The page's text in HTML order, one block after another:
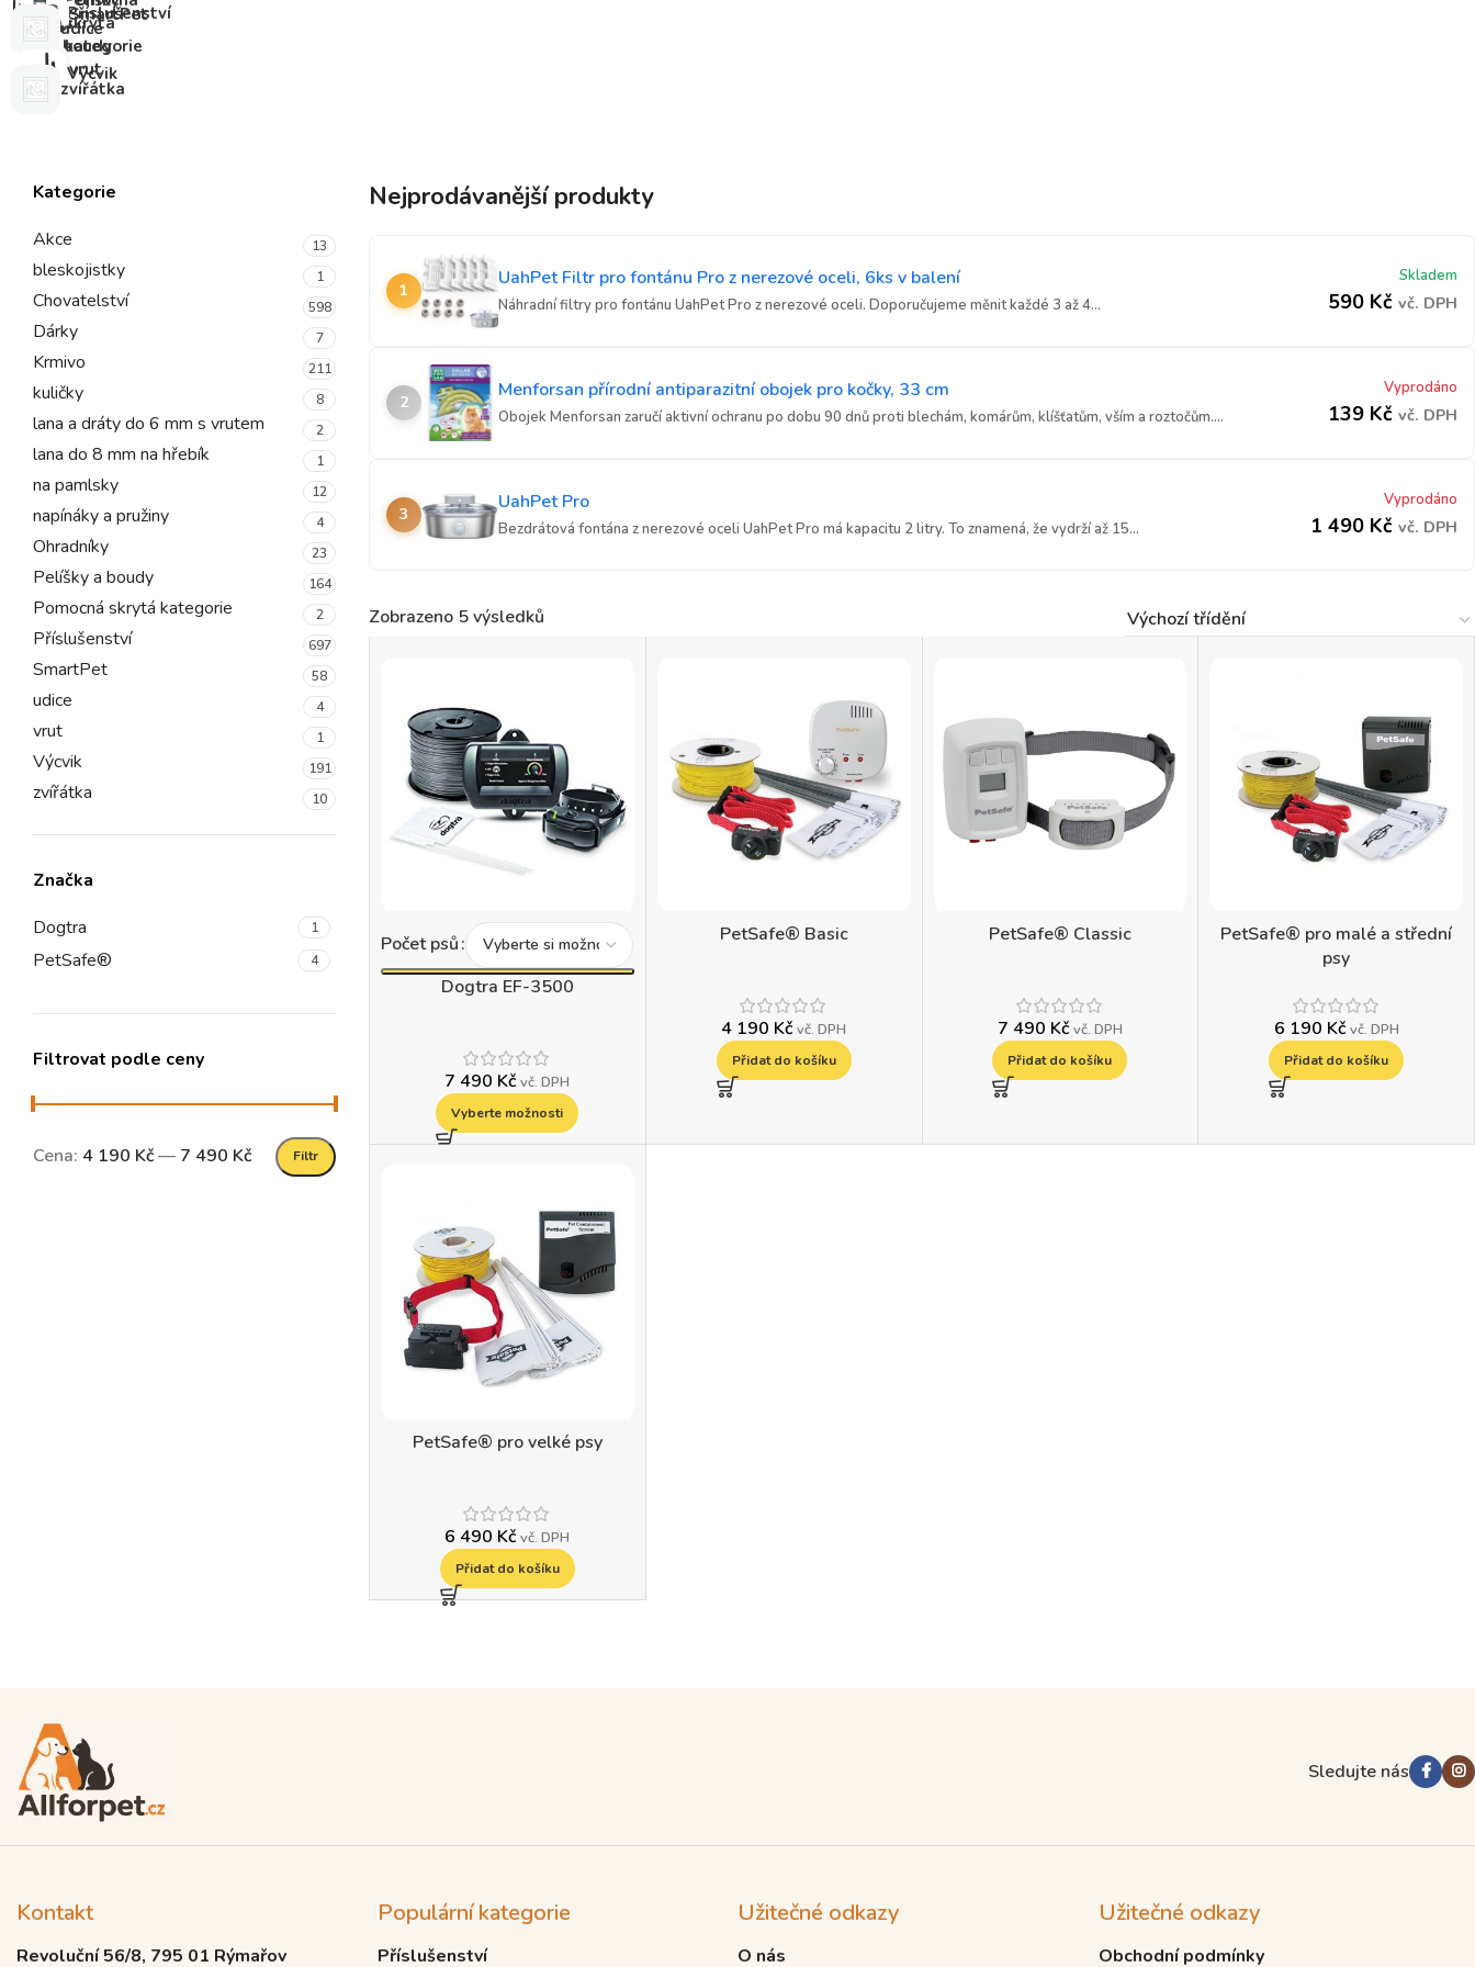
a
boudy
skrytá
kategorie
Příslušenství
SmartPet
udice
vrut
Výcvik
zvířátka
Kategorie
Akce
13
bleskojistky 1
Chovatelství 598
Dárky 7
Krmivo 211
kuličky 8
lana a dráty do 6 mm s vrutem 2
lana do 8 mm na hřebík 1
na pamlsky 12
napínáky a pružiny 4
Ohradníky 23
Pelíšky a boudy 164
Pomocná skrytá kategorie 2
Příslušenství 697
SmartPet 58
udice 4
vrut 1
Výcvik 191
zvířátka 10
Značka
Dogtra
1
PetSafe® 4
Filtrovat podle ceny
Filtr
Cena: 4 190 Kč— 7 490 Kč
Nejprodávanější produkty
1 UahPet Filtr pro fontánu Pro z nerezové oceli, 6ks v balení
Náhradní filtry pro fontánu UahPet Pro z nerezové oceli. Doporučujeme měnit každé 3 až 4...
Skladem
590 Kč vč. DPH
2 Menforsan přírodní antiparazitní obojek pro kočky, 33 cm
Obojek Menforsan zaručí aktivní ochranu po dobu 90 dnů proti blechám, komárům, klíšťatům, vším a roztočům....
Vyprodáno
139 Kč vč. DPH
3 UahPet Pro
Bezdrátová fontána z nerezové oceli UahPet Pro má kapacitu 2 litry. To znamená, že vydrží až 15...
Vyprodáno
1 490 Kč vč. DPH
Zobrazeno 5 výsledků
Počet psů
Dogtra EF-3500
7 490 Kč vč. DPH
Vyberte možnosti
PetSafe® Basic
4 190 Kč vč. DPH
Přidat do košíku
PetSafe® Classic
7 490 Kč vč. DPH
Přidat do košíku
PetSafe® pro malé a střední
psy
6 190 Kč vč. DPH
Přidat do košíku
PetSafe® pro velké psy
6 490 Kč vč. DPH
Přidat do košíku
Sledujte nás
Kontakt
Revoluční 56/8, 795 01 Rýmařov
Populární kategorie
Příslušenství
Užitečné odkazy
O nás
Užitečné odkazy
Obchodní podmínky